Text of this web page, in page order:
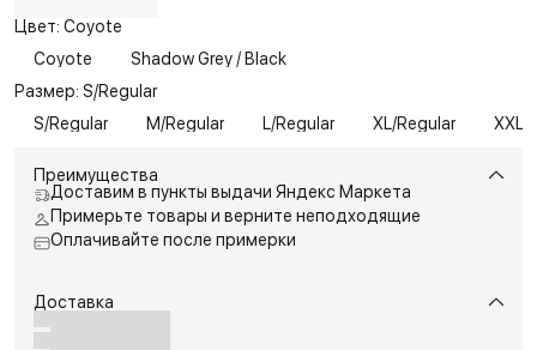
Цвет: Coyote
Coyote
Shadow Grey / Black
Размер: S/Regular
S/Regular
M/Regular L/Regular XL/Regular XXL/
Преимущества
Доставим в пункты выдачи Яндекс Маркета
Примерьте товары и верните неподходящие
Оплачивайте после примерки
Доставка